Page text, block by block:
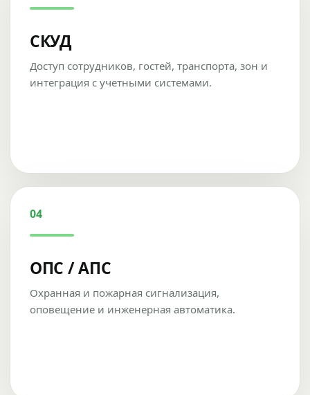
СКУД
Доступ сотрудников, гостей, транспорта, зон и
интеграция с учетными системами.
04
ОПС / АПС
Охранная и пожарная сигнализация,
оповещение и инженерная автоматика.